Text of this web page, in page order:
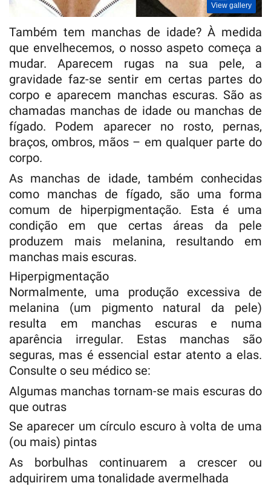
View gallery
Também tem manchas de idade? À medida
que envelhecemos, o nosso aspeto começa a
mudar. Aparecem rugas na sua pele, a
gravidade faz-se sentir em certas partes do
corpo e aparecem manchas escuras. São as
chamadas manchas de idade ou manchas de
fígado. Podem aparecer no rosto, pernas,
braços, ombros, mãos – em qualquer parte do
corpo.
As manchas de idade, também conhecidas
como manchas de fígado, são uma forma
comum de hiperpigmentação. Esta é uma
condição em que certas áreas da pele
produzem mais melanina, resultando em
manchas mais escuras.
Hiperpigmentação
Normalmente, uma produção excessiva de
melanina (um pigmento natural da pele)
resulta em manchas escuras e numa
aparência irregular. Estas manchas são
seguras, mas é essencial estar atento a elas.
Consulte o seu médico se:
Algumas manchas tornam-se mais escuras do
que outras
Se aparecer um círculo escuro à volta de uma
(ou mais) pintas
As borbulhas continuarem a crescer ou
adquirirem uma tonalidade avermelhada